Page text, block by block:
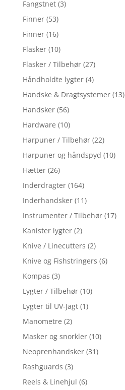
Fangstnet (3)
Finner (53)
Finner (16)
Flasker (10)
Flasker / Tilbehør (27)
Håndholdte lygter (4)
Handske & Dragtsystemer (13)
Handsker (56)
Hardware (10)
Harpuner / Tilbehør (22)
Harpuner og håndspyd (10)
Hætter (26)
Inderdragter (164)
Inderhandsker (11)
Instrumenter / Tilbehør (17)
Kanister lygter (2)
Knive / Linecutters (2)
Knive og Fishstringers (6)
Kompas (3)
Lygter / Tilbehør (10)
Lygter til UV-Jagt (1)
Manometre (2)
Masker og snorkler (10)
Neoprenhandsker (31)
Rashguards (3)
Reels & Linehjul (6)